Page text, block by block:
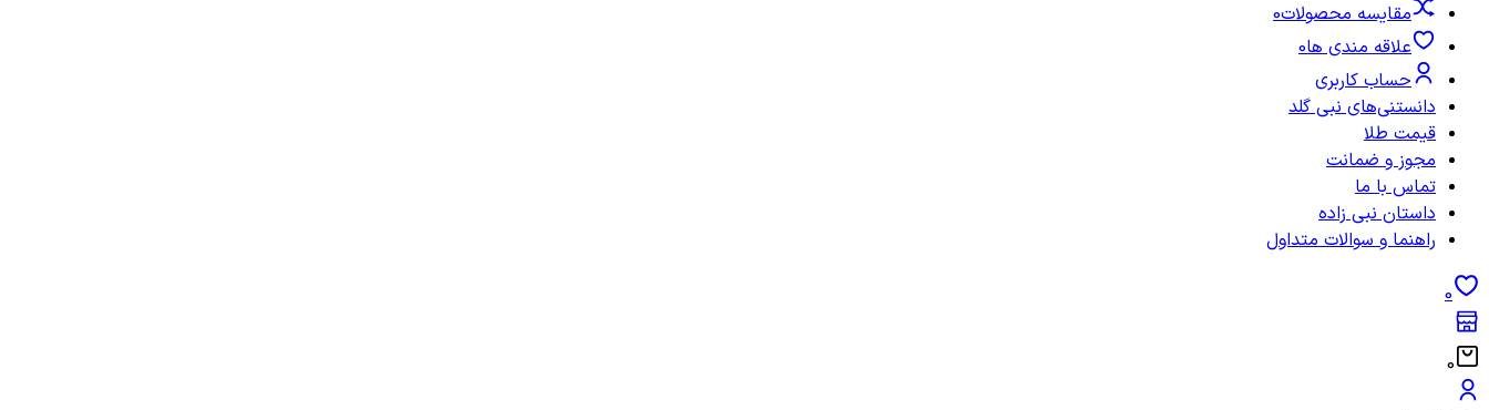
مقایسه محصولات0
علاقه مندی ها0
حساب کاربری
دانستنی‌های نبی گلد
قیمت طلا
مجوز و ضمانت
تماس با ما
داستان نبی زاده
راهنما و سوالات متداول
0
0